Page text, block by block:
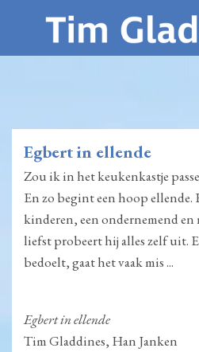
naar
Egbert in ellende
Zou ik in het keukenkastje
En zo begint een hoop ellende.
kinderen, een ondernemend
liefst probeert hij alles zelf uit.
bedoelt, gaat het vaak mis ...
Egbert in ellende
Tim Gladdines, Han Janken